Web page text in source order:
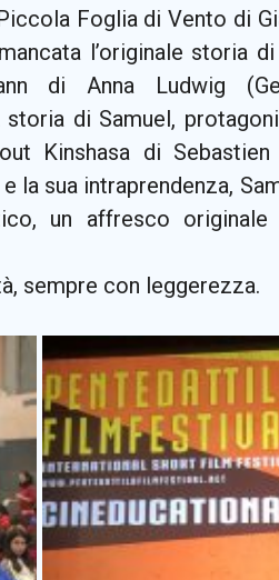
Foglia di Vento di
l’originale storia
di Anna Ludwig
di Samuel,
Kinshasa di Sebastien
la sua intraprendenza,
un affresco originale
sempre con leggerezza.